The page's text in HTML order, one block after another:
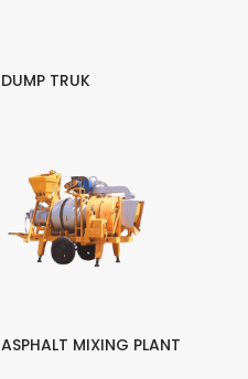
DUMP TRUK
ASPHALT MIXING PLANT